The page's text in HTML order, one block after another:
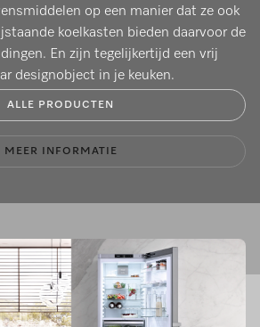
op een manier dat ze ook
koelkasten bieden daarvoor de
En zijn tegelijkertijd een vrij
designobject in je keuken.
ALLE PRODUCTEN
MEER INFORMATIE